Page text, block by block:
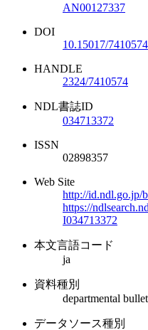
AN00127337
DOI
10.15017/7410574
HANDLE
2324/7410574
NDL書誌ID
034713372
ISSN
02898357
Web Site
http://id.ndl.go.jp/
https://
I034713372
本文言語コード
ja
資料種別
departmental
データソース種別